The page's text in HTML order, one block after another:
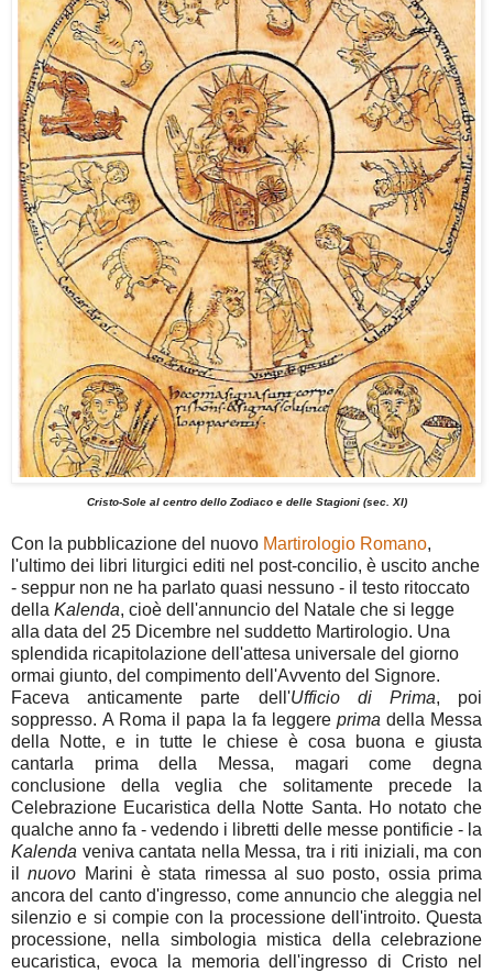
Cristo-Sole al centro dello Zodiaco e delle Stagioni (sec. XI)
Con la pubblicazione del nuovo Martirologio Romano,
l'ultimo dei libri liturgici editi nel post-concilio, è uscito anche
- seppur non ne ha parlato quasi nessuno - il testo ritoccato
della Kalenda, cioè dell'annuncio del Natale che si legge
alla data del 25 Dicembre nel suddetto Martirologio. Una
splendida ricapitolazione dell'attesa universale del giorno
ormai giunto, del compimento dell'Avvento del Signore.
Faceva anticamente parte dell'Ufficio di Prima, poi
soppresso. A Roma il papa la fa leggere prima della Messa
della Notte, e in tutte le chiese è cosa buona e giusta
cantarla prima della Messa, magari come degna
conclusione della veglia che solitamente precede la
Celebrazione Eucaristica della Notte Santa. Ho notato che
qualche anno fa - vedendo i libretti delle messe pontificie - la
Kalenda veniva cantata nella Messa, tra i riti iniziali, ma con
ilnuovo Marini è stata rimessa al suo posto, ossia prima
ancora del canto d'ingresso, come annuncio che aleggia nel
silenzio e si compie con la processione dell'introito. Questa
processione, nella simbologia mistica della celebrazione
eucaristica, evoca la memoria dell'ingresso di Cristo nel